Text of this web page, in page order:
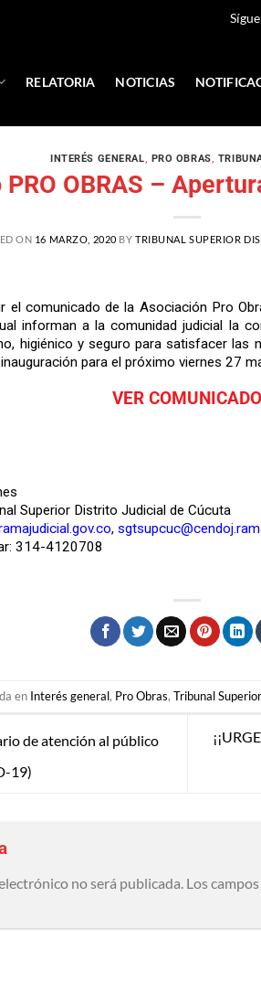
RELATORIA NOTICIAS
INTERÉS GENERAL, PRO OBRAS,
OBRAS –
ON 16 MARZO, 2020 BY TRIBUNAL SUPERIOR
el comunicado de la Asociación Pro
informan a la comunidad judicial la
higiénico y seguro para satisfacer las
para el próximo viernes 27
VER COMUNICADO
Superior Distrito Judicial de Cúcuta
,
314-4120708
en Interés general, Pro Obras,Tribunal Superior
de atención al público
19)
no será publicada. Los